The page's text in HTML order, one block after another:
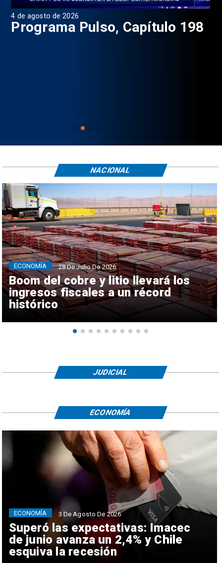
4 de agosto de 2026
Programa Pulso, Capítulo 198
Boom del cobre y litio llevará los
ingresos fiscales a un récord
histórico
ECONOMÍA 28 De Julio De 2026
NACIONAL
JUDICIAL
Superó las expectativas: Imacec
de junio avanza un 2,4% y Chile
esquiva la recesión
ECONOMÍA 3 De Agosto De 2026
ECONOMÍA